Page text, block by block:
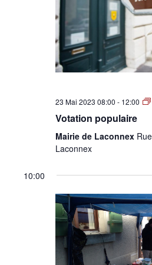
23 Mai 2023 08:00 - 12:00
Votation populaire
Mairie de Laconnex
Laconnex
10:00